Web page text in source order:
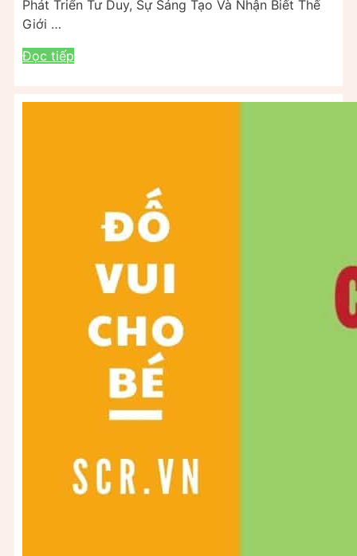
Phát Triển Tư Duy, Sự Sáng Tạo Và Nhận Biết Thế
Giới …
Đọc tiếp